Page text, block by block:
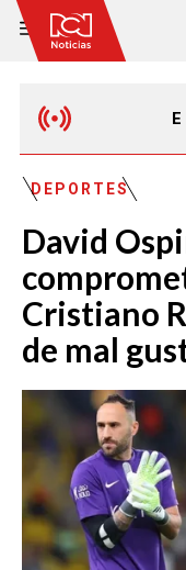
DEPORTES
David
Cristiano
de mal